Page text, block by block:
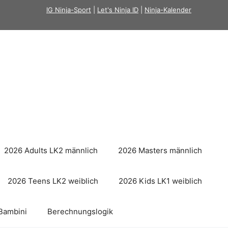
IG Ninja-Sport Let's Ninja ID Ninja-Kalender
2026 Adults LK2 männlich 2026 Masters männlich
2026 Teens LK2 weiblich 2026 Kids LK1 weiblich
Berechnungslogik